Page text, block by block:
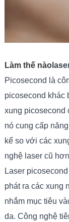
Làm thế nào
Picosecond là
picosecond khác
xung picosecond
nó cung cấp
kể so với các
nghệ laser cũ
Laser
phát ra các xung
nhắm mục tiêu
da. Công nghệ